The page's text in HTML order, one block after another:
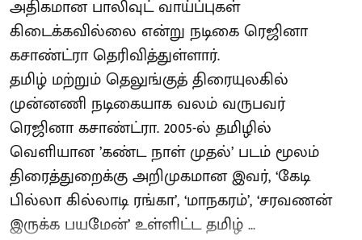
அதிகமான பாலிவுட் வாய்ப்புகள்
கிடைக்கவில்லை என்று நடிகை ரெஜினா
கசாண்ட்ரா தெரிவித்துள்ளார்.
தமிழ் மற்றும் தெலுங்குத் திரையுலகில்
முன்னணி நடிகையாக வலம் வருபவர்
ரெஜினா கசாண்ட்ரா. 2005-ல் தமிழில்
வெளியான ’கண்ட நாள் முதல்’ படம் மூலம்
திரைத்துறைக்கு அறிமுகமான இவர், ‘கேடி
பில்லா கில்லாடி ரங்கா’, ‘மாநகரம்’, ‘சரவணன்
இருக்க பயமேன்’ உள்ளிட்ட தமிழ் ...